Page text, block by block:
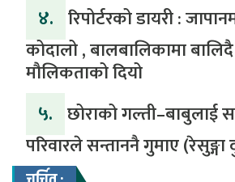
४. रिपोर्टरको डायरी :
कोदालो , बालबालिकामा
मौलिकताको दियो
५. ‎​छोराको गल्ती–बाबुलाई
परिवारले सन्ताननै गुमाए (रेसुङ्गा